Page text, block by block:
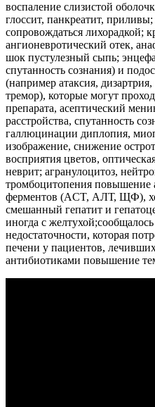
воспаление слизистой
глоссит, панкреатит,
сопровождаться лихорадкой;
ангионевротический отек,
шок пустулезный сыпь;
спутанность сознания) и
(например атаксия,
тремор), которые могут
препарата, асептический
расстройства, спутанность
галлюцинации диплопия,
изображение, снижение
восприятия цветов,
неврит; агранулоцитоз,
тромбоцитопения повышение
ферментов (ACT, АЛТ, ЩФ),
смешанный гепатит и
иногда с
недостаточности, которая
печени у пациентов,
антибиотиками повышение